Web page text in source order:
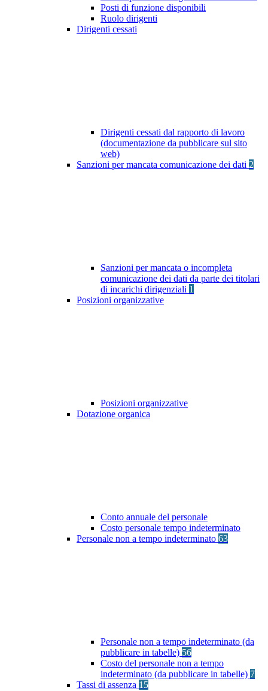
Posti di funzione disponibili
Ruolo dirigenti
Dirigenti cessati
Dirigenti cessati dal rapporto di lavoro
(documentazione da pubblicare sul sito
web)
Sanzioni per mancata comunicazione dei dati 2
Sanzioni per mancata o incompleta
comunicazione dei dati da parte dei titolari
di incarichi dirigenziali 1
Posizioni organizzative
Posizioni organizzative
Dotazione organica
Conto annuale del personale
Costo personale tempo indeterminato
Personale non a tempo indeterminato 63
Personale non a tempo indeterminato (da
pubblicare in tabelle) 56
Costo del personale non a tempo
indeterminato (da pubblicare in tabelle) 7
Tassi di assenza 15